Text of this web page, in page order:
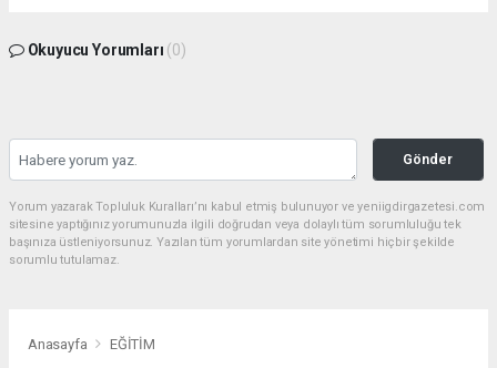
Okuyucu Yorumları (0)
Gönder
Yorum yazarak Topluluk Kuralları’nı kabul etmiş bulunuyor ve yeniigdirgazetesi.com
sitesine yaptığınız yorumunuzla ilgili doğrudan veya dolaylı tüm sorumluluğu tek
başınıza üstleniyorsunuz. Yazılan tüm yorumlardan site yönetimi hiçbir şekilde
sorumlu tutulamaz.
Anasayfa EĞİTİM